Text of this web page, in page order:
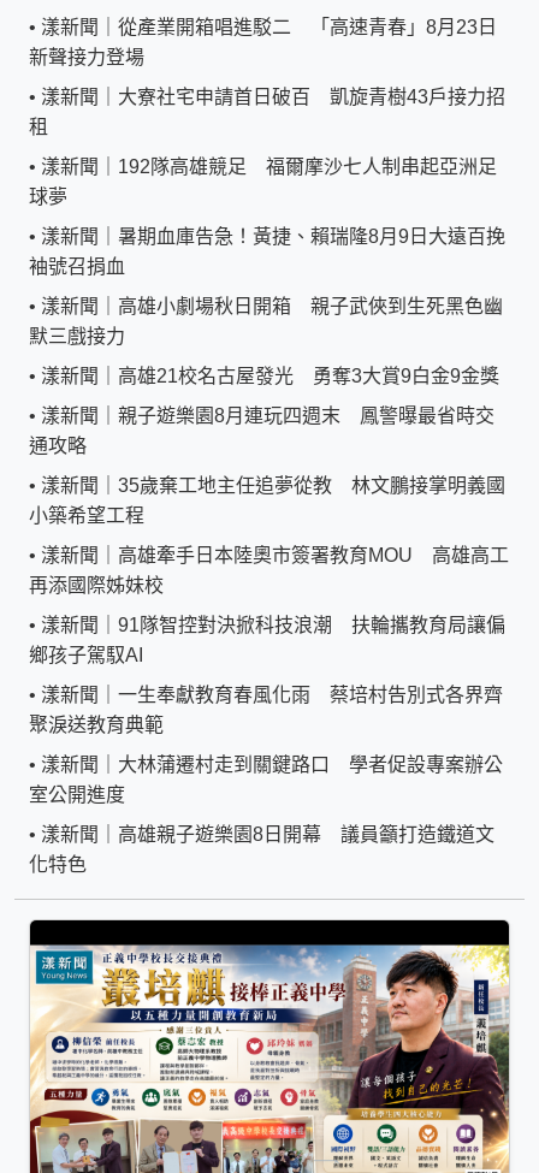
• 漾新聞｜從產業開箱唱進駁二 「高速青春」8月23日
新聲接力登場
• 漾新聞｜大寮社宅申請首日破百 凱旋青樹43戶接力招
租
• 漾新聞｜192隊高雄競足 福爾摩沙七人制串起亞洲足
球夢
• 漾新聞｜暑期血庫告急！黃捷、賴瑞隆8月9日大遠百挽
袖號召捐血
• 漾新聞｜高雄小劇場秋日開箱 親子武俠到生死黑色幽
默三戲接力
• 漾新聞｜高雄21校名古屋發光 勇奪3大賞9白金9金獎
• 漾新聞｜親子遊樂園8月連玩四週末 鳳警曝最省時交
通攻略
• 漾新聞｜35歲棄工地主任追夢從教 林文鵬接掌明義國
小築希望工程
• 漾新聞｜高雄牽手日本陸奧市簽署教育MOU 高雄高工
再添國際姊妹校
• 漾新聞｜91隊智控對決掀科技浪潮 扶輪攜教育局讓偏
鄉孩子駕馭AI
• 漾新聞｜一生奉獻教育春風化雨 蔡培村告別式各界齊
聚淚送教育典範
• 漾新聞｜大林蒲遷村走到關鍵路口 學者促設專案辦公
室公開進度
• 漾新聞｜高雄親子遊樂園8日開幕 議員籲打造鐵道文
化特色